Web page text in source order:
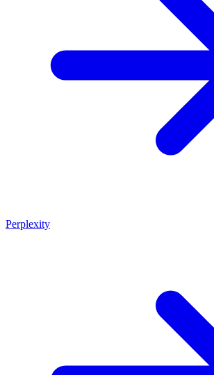
Perplexity